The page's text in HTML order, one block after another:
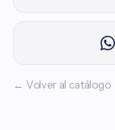
← Volver al catálogo